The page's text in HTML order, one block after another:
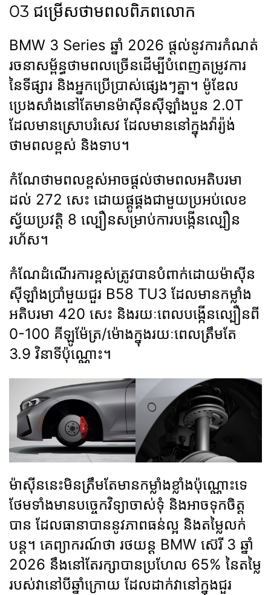
03 ជម្រើសថាមពលពិភពលោក
BMW 3 Series ឆ្នាំ 2026 ផ្តល់នូវការកំណត់
រចនាសម្ព័ន្ធថាមពលច្រើនដើម្បីបំពេញតម្រូវការ
នៃទីផ្សារ និងអ្នកប្រើប្រាស់ផ្សេងៗគ្នា។ ម៉ូឌែល
ប្រេងសាំងនៅតែមានម៉ាស៊ីនស៊ីឡាំងបួន 2.0T
ដែលមានស្រោបរំសេវ ដែលមាននៅក្នុងវ៉ារ្យ៉ង់
ថាមពលខ្ពស់ និងទាប។
កំណែថាមពលខ្ពស់អាចផ្តល់ថាមពលអតិបរមា
ដល់ 272 សេះ ដោយផ្គូផ្គងជាមួយប្រអប់លេខ
ស្វ័យប្រវត្តិ 8 ល្បឿនសម្រាប់ការបង្កើនល្បឿន
រហ័ស។
កំណែ​ដំណើរការ​ខ្ពស់​ត្រូវ​បាន​បំពាក់​ដោយ​ម៉ាស៊ីន​
ស៊ីឡាំង​ប្រាំមួយ​ជួរ B58 TU3 ដែល​មាន​កម្លាំង​
អតិបរមា 420 សេះ និង​រយៈពេល​បង្កើន​ល្បឿន​ពី
0-100 គីឡូម៉ែត្រ/ម៉ោង​ក្នុង​រយៈពេល​ត្រឹមតែ
3.9 វិនាទី​ប៉ុណ្ណោះ។
ម៉ាស៊ីននេះមិនត្រឹមតែមានកម្លាំងខ្លាំងប៉ុណ្ណោះទេ
ថែមទាំងមានបច្ចេកវិទ្យាចាស់ទុំ និងអាចទុកចិត្ត
បាន ដែលធានាបាននូវភាពធន់ល្អ និងតម្លៃលក់
បន្ត។ គេព្យាករណ៍ថា រថយន្ត BMW ស៊េរី 3 ឆ្នាំ
2026 នឹងនៅតែរក្សាបានប្រហែល 65% នៃតម្លៃ
របស់វានៅបីឆ្នាំក្រោយ ដែលដាក់វានៅក្នុងជួរ